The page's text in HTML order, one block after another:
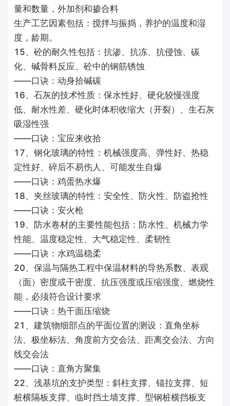
量和数量，外加剂和掺合料
生产工艺因素包括：搅拌与振捣，养护的温度和湿
度，龄期。
15、砼的耐久性包括：抗渗、抗冻、抗侵蚀、碳
化、碱骨料反应、砼中的钢筋锈蚀
——口诀：动身拾碱碳
16、石灰的技术性质：保水性好、硬化较慢强度
低、耐水性差、硬化时体积收缩大（开裂）、生石灰
吸湿性强
——口诀：宝应来收拾
17、钢化玻璃的特性：机械强度高、弹性好、热稳
定性好、碎后不易伤人、可能发生自爆
——口诀：鸡蛋热水爆
18、夹丝玻璃的特性：安全性、防火性、防盗抢性
——口诀：安火枪
19、防水卷材的主要性能包括：防水性、机械力学
性能、温度稳定性、大气稳定性、柔韧性
——口诀：水鸡温稳柔
20、保温与隔热工程中保温材料的导热系数、表观
（面）密度或干密度、抗压强度或压缩强度、燃烧性
能，必须符合设计要求
——口诀：热干面压缩烧
21、建筑物细部点的平面位置的测设：直角坐标
法、极坐标法、角度前方交会法、距离交会法、方向
线交会法
——口诀：直角方聚集
22、浅基坑的支护类型：斜柱支撑、锚拉支撑、短
桩横隔板支撑、临时挡土墙支撑、型钢桩横挡板支